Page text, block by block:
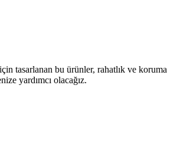
tasarlanan bu ürünler, rahatlık ve koruma
yardımcı olacağız.